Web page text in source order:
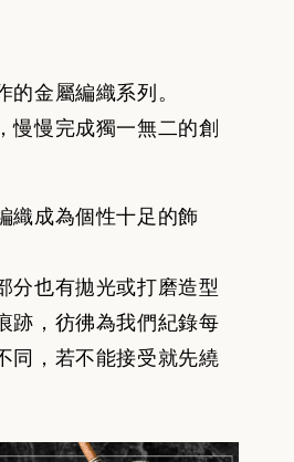
金屬編織系列。
慢慢完成獨一無二的創
織成為個性十足的飾
分也有拋光或打磨造型
跡，彷彿為我們紀錄每
同，若不能接受就先繞